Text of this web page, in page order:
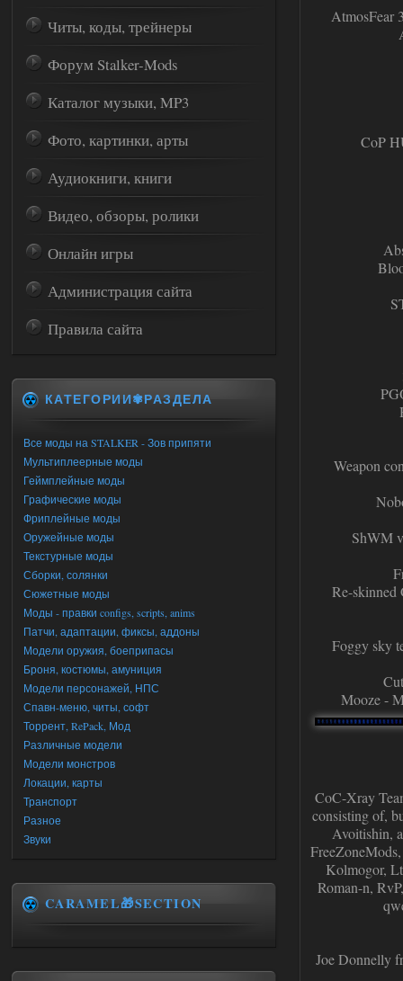
AtmosFear
CoP
Weapon
ShWM
Re-skinned
Foggy sky
Mooze -
CoC-Xray
consisting of,
Avoitishin,
Kolmogor,
Roman-n,
Joe Donnelly
Читы, коды, трейнеры
Форум Stalker-Mods
Каталог музыки, MP3
Фото, картинки, арты
Аудиокниги, книги
Видео, обзоры, ролики
Онлайн игры
Администрация сайта
Правила сайта
КАТЕГОРИИ✾РАЗДЕЛА
Все моды на STALKER - Зов припяти
Мультиплеерные моды
Геймплейные моды
Графические моды
Фриплейные моды
Оружейные моды
Текстурные моды
Сборки, солянки
Сюжетные моды
Моды - правки configs, scripts, anims
Патчи, адаптации, фиксы, аддоны
Модели оружия, боеприпасы
Броня, костюмы, амуниция
Модели персонажей, НПС
Спавн-меню, читы, софт
Торрент, RePack, Мод
Различные модели
Модели монстров
Локации, карты
Транспорт
Разное
Звуки
CARAMEL🎁SECTION